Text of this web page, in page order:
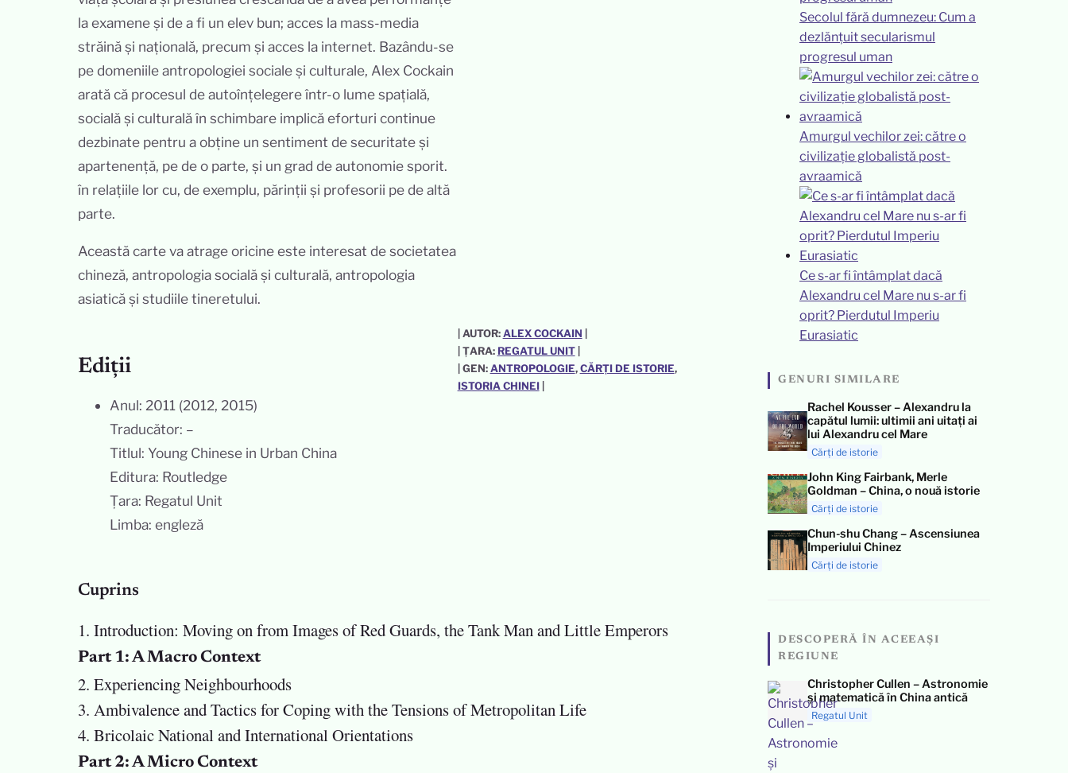
la examene și de a fi un elev bun; acces la mass-media
străină și națională, precum și acces la internet. Bazându-se
pe domeniile antropologiei sociale și culturale, Alex Cockain
arată că procesul de autoînțelegere într-o lume spațială,
socială și culturală în schimbare implică eforturi continue
dezbinate pentru a obține un sentiment de securitate și
apartenență, pe de o parte, și un grad de autonomie sporit.
în relațiile lor cu, de exemplu, părinții și profesorii pe de altă
parte.
Această carte va atrage oricine este interesat de societatea
chineză, antropologia socială și culturală, antropologia
asiatică și studiile tineretului.
Ediții
Anul: 2011 (2012, 2015)
Traducător: –
Titlul: Young Chinese in Urban China
Editura: Routledge
Țara: Regatul Unit
Limba: engleză
| AUTOR:ALEX COCKAIN
| ȚARA: REGATUL UNIT|
| GEN:ANTROPOLOGIE, CĂRȚI DE ISTORIE ,
ISTORIA CHINEI|
Cuprins
1. Introduction: Moving on from Images of Red Guards, the Tank Man and Little Emperors
Part 1: A Macro Context
2. Experiencing Neighbourhoods
3. Ambivalence and Tactics for Coping with the Tensions of Metropolitan Life
4. Bricolaic National and International Orientations
Part 2: A Micro Context
Secolul fără dumnezeu: Cum a
dezlănțuit secularismul
progresul uman
Amurgul vechilor zei: către o
civilizație globalistă post-
avraamică
Ce s-ar fi întâmplat dacă
Alexandru cel Mare nu s-ar fi
oprit? Pierdutul Imperiu
Eurasiatic
GENURI SIMILARE
Rachel Kousser – Alexandru la
capătul lumii: ultimii ani uitați ai
lui Alexandru cel Mare
Cărți de istorie
John King Fairbank, Merle
Goldman – China, o nouă istorie
Cărți de istorie
Chun-shu Chang – Ascensiunea
Imperiului Chinez
Cărți de istorie
DESCOPERĂ ÎN ACEEAȘI
REGIUNE
Christopher Cullen – Astronomie
și matematică în China antică
Regatul Unit